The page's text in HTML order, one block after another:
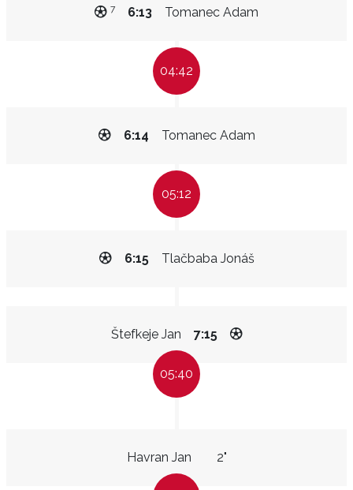
Tomanec Adam
6:13
7
04:42
Tomanec Adam
6:14
05:12
Tlačbaba Jonáš
6:15
Štefkeje Jan 7:15
05:40
Havran Jan 2"